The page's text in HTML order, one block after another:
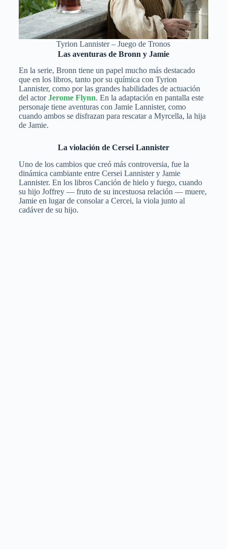
Tyrion Lannister – Juego de Tronos
Las aventuras de Bronn y Jamie
En la serie, Bronn tiene un papel mucho más destacado
que en los libros, tanto por su química con Tyrion
Lannister, como por las grandes habilidades de actuación
del actorJerome Flynn. En la adaptación en pantalla este
personaje tiene aventuras con Jamie Lannister, como
cuando ambos se disfrazan para rescatar a Myrcella, la hija
de Jamie.
La violación de Cersei Lannister
Uno de los cambios que creó más controversia, fue la
dinámica cambiante entre Cersei Lannister y Jamie
Lannister. En los libros Canción de hielo y fuego, cuando
su hijo Joffrey — fruto de su incestuosa relación — muere,
Jamie en lugar de consolar a Cercei, la viola junto al
cadáver de su hijo.